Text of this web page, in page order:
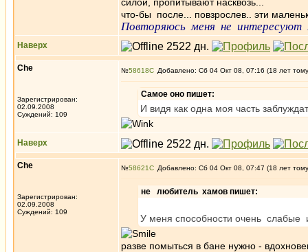
что-бы после... повзрослев.. эти
Повторяюсь меня не интересуют
Наверх
Che
Зарегистрирован:
02.09.2008
Суждений: 109
№58618 Добавлено: Сб 04 Окт 08, 07:16 (18 лет
Самое оно пишет:
И видя как одна моя часть
Наверх
Che
Зарегистрирован:
02.09.2008
Суждений: 109
№58621 Добавлено: Сб 04 Окт 08, 07:47 (18 лет
не любитель хамов пишет:
У меня способности очень
разве помыться в бане нужно -